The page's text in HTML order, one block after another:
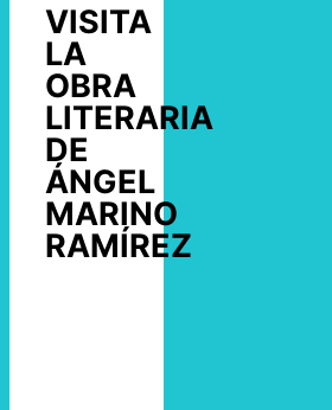
VISITA
LA
OBRA
LITERARIA
DE
ÁNGEL
MARINO
RAMÍREZ